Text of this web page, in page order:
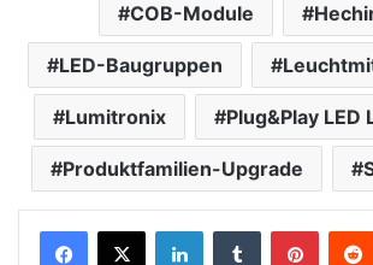
COB-Module
LED-Baugruppen
Lumitronix Plug&Play LED
Produktfamilien-Upgrade